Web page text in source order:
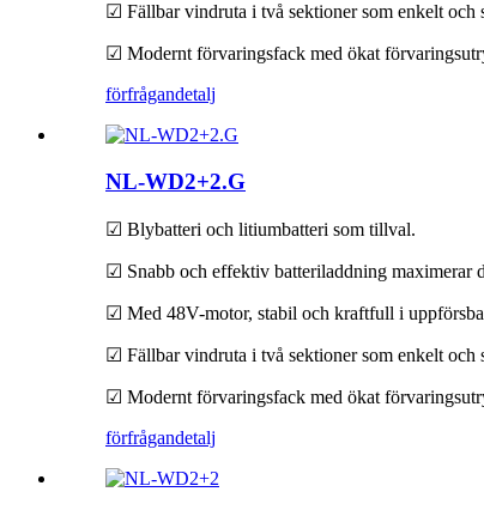
☑ Fällbar vindruta i två sektioner som enkelt och
☑ Modernt förvaringsfack med ökat
förfrågandetalj
NL-WD2+2.G
☑ Blybatteri och litiumbatteri som tillval.
☑ Snabb och effektiv batteriladdning maximerar
☑ Med 48V-motor, stabil och kraftfull i
☑ Fällbar vindruta i två sektioner som enkelt och
☑ Modernt förvaringsfack med ökat
förfrågandetalj